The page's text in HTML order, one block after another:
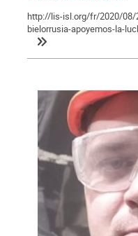
http://lis-isl.org/fr/2020/08/
bielorrusia-apoyemos-la-